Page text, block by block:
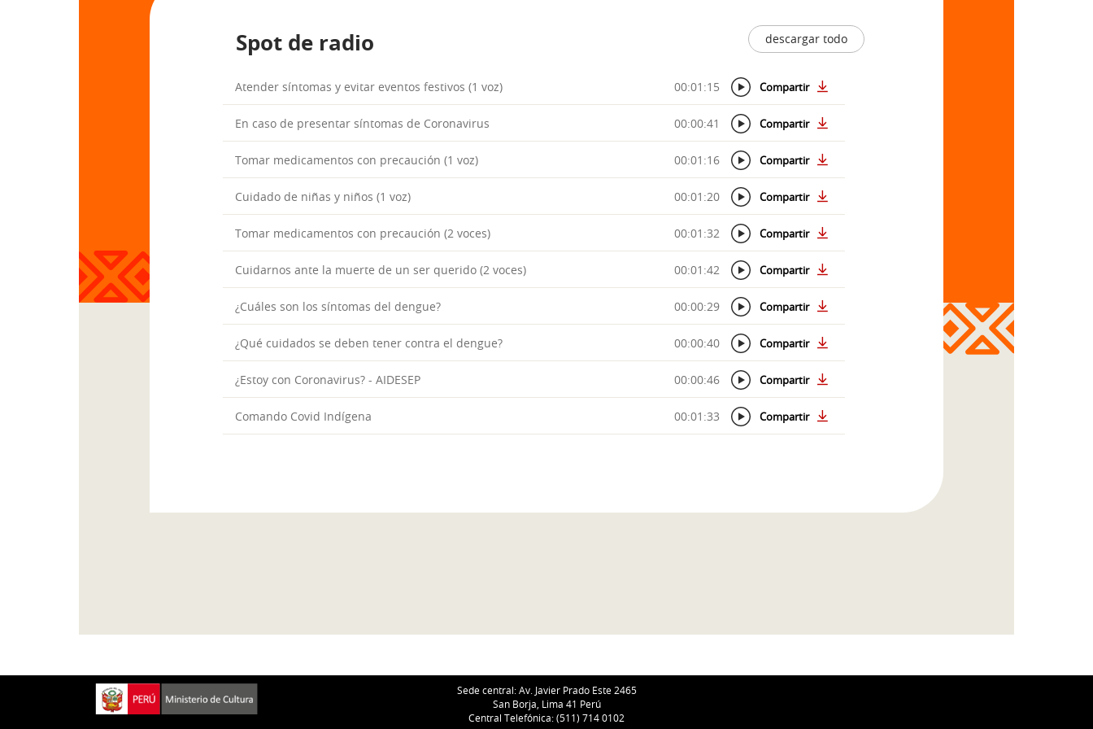
Spot de radio descargar todo
Atender síntomas y evitar eventos festivos (1 voz) 00:01:15 Compartir
En caso de presentar síntomas de Coronavirus 00:00:41 Compartir
Tomar medicamentos con precaución (1 voz) 00:01:16 Compartir
Cuidado de niñas y niños (1 voz) 00:01:20 Compartir
Tomar medicamentos con precaución (2 voces) 00:01:32 Compartir
Cuidarnos ante la muerte de un ser querido (2 voces) 00:01:42 Compartir
¿Cuáles son los síntomas del dengue? 00:00:29 Compartir
¿Qué cuidados se deben tener contra el dengue? 00:00:40 Compartir
¿Estoy con Coronavirus? - AIDESEP 00:00:46 Compartir
Comando Covid Indígena 00:01:33 Compartir
Sede central: Av. Javier Prado Este 2465
San Borja, Lima 41 Perú
Central Telefónica: (511) 714 0102